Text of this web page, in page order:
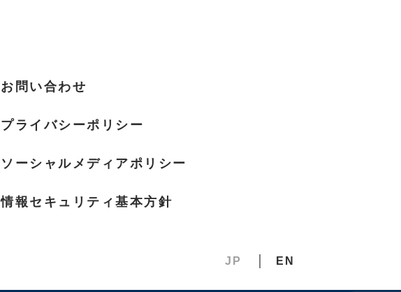
お問い合わせ
プライバシーポリシー
ソーシャルメディアポリシー
情報セキュリティ基本方針
JP EN